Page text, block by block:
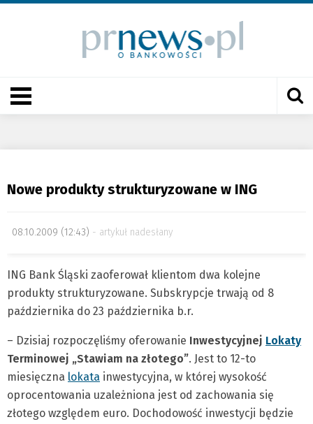
Nowe produkty strukturyzowane w ING
08.10.2009 (12:43) artykuł nadesłany
ING Bank Śląski zaoferował klientom dwa kolejne
produkty strukturyzowane. Subskrypcje trwają od 8
października do 23 października b.r.
– Dzisiaj rozpoczęliśmy oferowanie Inwestycyjnej Lokaty
Terminowej „Stawiam na złotego”. Jest to 12-to
miesięczna lokata inwestycyjna, w której wysokość
oprocentowania uzależniona jest od zachowania się
złotego względem euro. Dochodowość inwestycji będzie